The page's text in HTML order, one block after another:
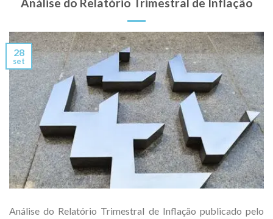
28
set
Análise do Relatório Trimestral de Inflação publicado pelo